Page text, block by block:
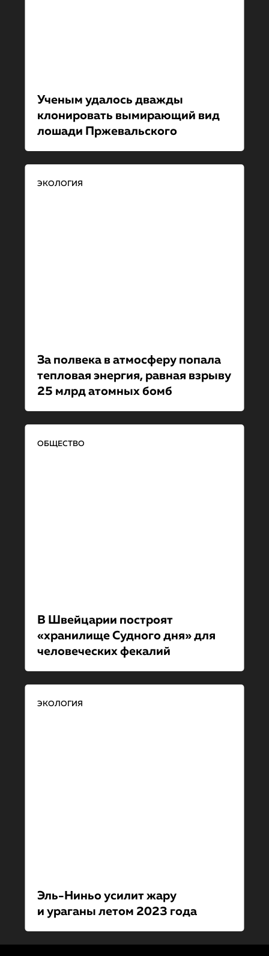
Ученым удалось дважды
клонировать вымирающий вид
лошади Пржевальского
ЭКОЛОГИЯ
За полвека в атмосферу попала
тепловая энергия, равная взрыву
25 млрд атомных бомб
ОБЩЕСТВО
В Швейцарии построят
«хранилище Судного дня» для
человеческих фекалий
ЭКОЛОГИЯ
Эль-Ниньо усилит жару
и ураганы летом 2023 года